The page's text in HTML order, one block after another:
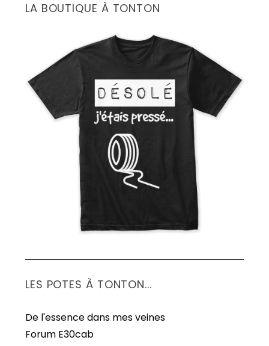
LA BOUTIQUE À TONTON
LES POTES À TONTON...
De l'essence dans mes veines
Forum E30cab
h